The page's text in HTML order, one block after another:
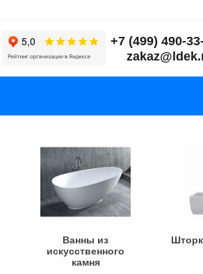
+7 (499) 490-
Ванны из
искусственного
камня